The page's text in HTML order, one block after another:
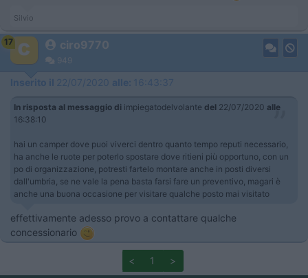
Silvio
17 ciro9770
949
Inserito il 22/07/2020 alle: 16:43:37
In risposta al messaggio di impiegatodelvolante del 22/07/2020 alle
16:38:10
hai un camper dove puoi viverci dentro quanto tempo reputi necessario,
ha anche le ruote per poterlo spostare dove ritieni più opportuno, con un
po di organizzazione, potresti fartelo montare anche in posti diversi
dall'umbria, se ne vale la pena basta farsi fare un preventivo, magari è
anche una buona occasione per visitare qualche posto mai visitato
effettivamente adesso provo a contattare qualche
concessionario
< 1 >